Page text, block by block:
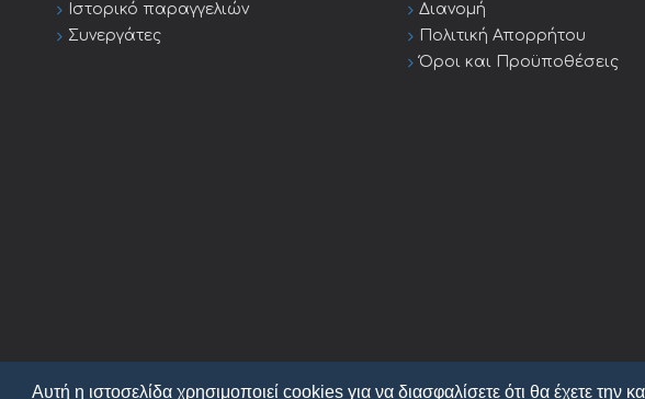
Αυτή η ιστοσελίδα χρησιμοποιεί cookies για να διασφαλίσετε ότι θα έχετε την
Ιστορικό παραγγελιών
Συνεργάτες
Διανομή
Πολιτική Απορρήτου
Όροι και Προϋποθέσεις